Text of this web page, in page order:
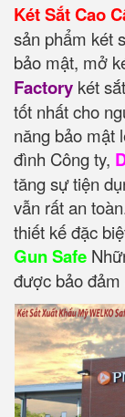
Két Sắt Cao
sản phẩm két
bảo mật, mở
Factory két
tốt nhất cho
năng bảo mật
đình Công ty,
tăng sự tiện
vẫn rất an
thiết kế đặc
Gun Safe
được bảo đảm